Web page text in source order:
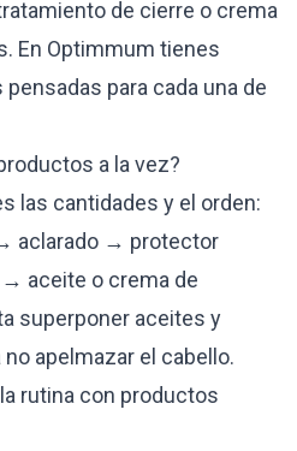
de cierre o crema
En Optimmum tienes
para cada una de
a la vez?
las cantidades y el orden:
aclarado → protector
aceite o crema de
superponer aceites y
apelmazar el cabello.
rutina con productos